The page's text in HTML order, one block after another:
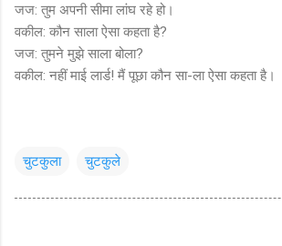
जज: तुम अपनी सीमा लांघ रहे हो।
वकील: कौन साला ऐसा कहता है?
जज: तुमने मुझे साला बोला?
वकील: नहीं माई लार्ड! मैं पूछा कौन सा-ला ऐसा कहता है।
चुटकुला चुटकुले